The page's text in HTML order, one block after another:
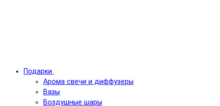
Подарки
Арома свечи и диффузеры
Вазы
Воздушные шары